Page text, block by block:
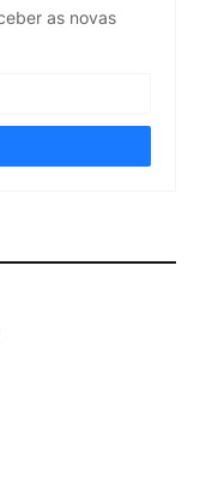
as novas